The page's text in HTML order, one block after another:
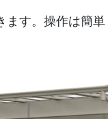
す。操作は簡